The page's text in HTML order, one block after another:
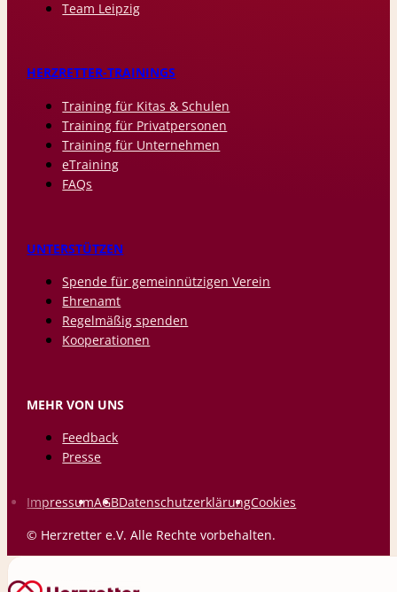
Team Leipzig
HERZRETTER-TRAININGS
Training für Kitas & Schulen
Training für Privatpersonen
Training für Unternehmen
eTraining
FAQs
UNTERSTÜTZEN
Spende für gemeinnützigen Verein
Ehrenamt
Regelmäßig spenden
Kooperationen
MEHR VON UNS
Feedback
Presse
ImpressumAGBDatenschutzerklärungCookies
© Herzretter e.V. Alle Rechte vorbehalten.